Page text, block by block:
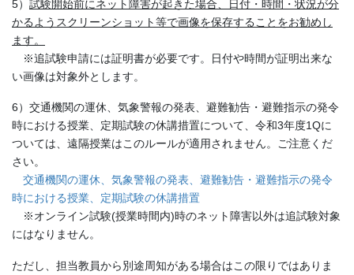
5） 試験開始前にネット障害が起きた場合、日付・時間・状況が分
かるようスクリーンショット等で画像を保存することをお勧めし
ます。
※追試験申請には証明書が必要です。日付や時間が証明出来な
い画像は対象外とします。
6）交通機関の運休、気象警報の発表、避難勧告・避難指示の発令
時における授業、定期試験の休講措置について、令和3年度1Qに
ついては、遠隔授業はこのルールが適用されません。ご注意くだ
さい。
交通機関の運休、気象警報の発表、避難勧告・避難指示の発令
時における授業、定期試験の休講措置
※オンライン試験(授業時間内)時のネット障害以外は追試験対象
にはなりません。
ただし、担当教員から別途周知がある場合はこの限りではありま